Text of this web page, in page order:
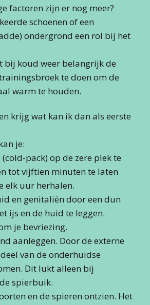
factoren zijn er nog meer?
schoenen of een
ondergrond een rol bij het
bij koud weer belangrijk de
te doen om de
warm te houden.
krijg wat kan ik dan als eerste
je:
(cold-pack) op de zere plek te
tot vijftien minuten te laten
elk uur herhalen.
en genitaliën door een dun
ijs en de huid te leggen.
je bevriezing.
aanleggen. Door de externe
van de onderhuidse
Dit lukt alleen bij
spierbuik.
en de spieren ontzien. Het